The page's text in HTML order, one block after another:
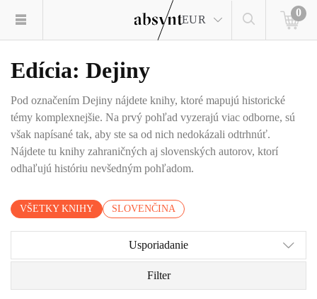
EUR
0
Edícia: Dejiny
Pod označením Dejiny nájdete knihy, ktoré mapujú historické
témy komplexnejšie. Na prvý pohľad vyzerajú viac odborne, sú
však napísané tak, aby ste sa od nich nedokázali odtrhnúť.
Nájdete tu knihy zahraničných aj slovenských autorov, ktorí
odhaľujú históriu nevšedným pohľadom.
VŠETKY KNIHY SLOVENČINA
Usporiadanie
Filter